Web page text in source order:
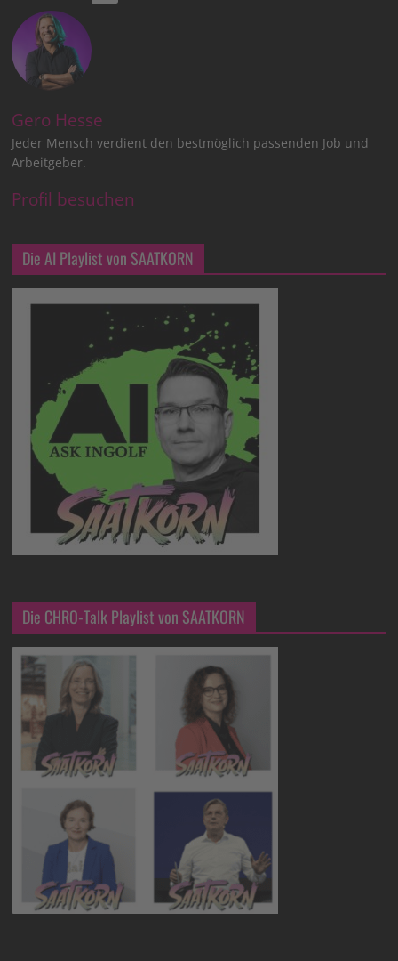
Gero Hesse
Jeder Mensch verdient den bestmöglich passenden Job und
Arbeitgeber.
Profil besuchen
Die AI Playlist von SAATKORN
Die CHRO-Talk Playlist von SAATKORN